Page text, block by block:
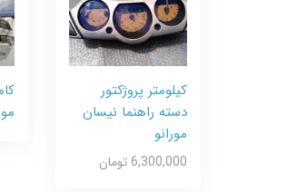
کیلومتر پروژکتور
دسته راهنما نیسان
مورانو
6,300,000 تومان